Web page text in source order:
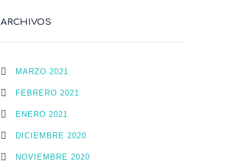
ARCHIVOS
MARZO 2021
FEBRERO 2021
ENERO 2021
DICIEMBRE 2020
NOVIEMBRE 2020